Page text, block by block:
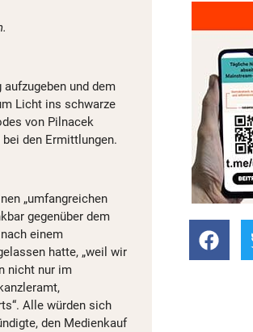
und dem
Licht ins schwarze
von Pilnacek
den Ermittlungen.
„umfangreichen
gegenüber dem
einem
hatte, „weil wir
nicht nur im
Alle würden sich
den Medienkauf